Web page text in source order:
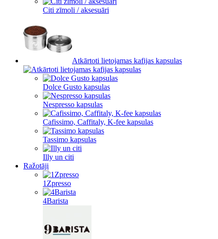
Citi zīmoli / aksesuāri
Atkārtoti lietojamas kafijas kapsulas
Dolce Gusto kapsulas
Nespresso kapsulas
Cafissimo, Caffitaly, K-fee kapsulas
Tassimo kapsulas
Illy un citi
Ražotāji
1Zpresso
4Barista